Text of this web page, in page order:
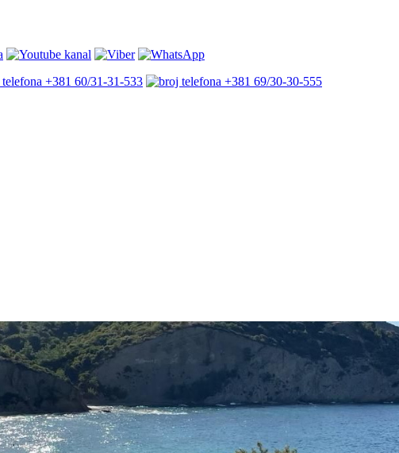
+381 60/31-31-533 +381 69/30-30-555